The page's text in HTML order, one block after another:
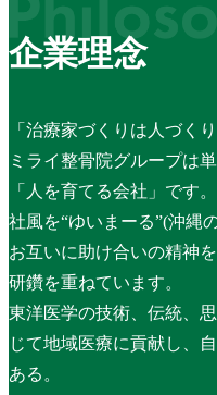
企業理念
「治療家づくりは人づくり
ミライ整骨院グループは
「人を育てる会社」です。
社風を“ゆいまーる”(沖縄
お互いに助け合いの精神
研鑽を重ねています。
東洋医学の技術、伝統、
じて地域医療に貢献し、
ある。